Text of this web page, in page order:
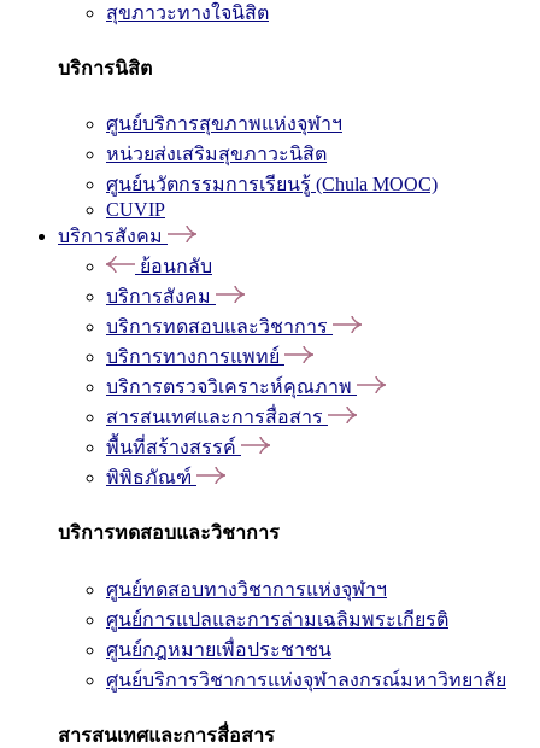
สุขภาวะทางใจนิสิต
บริการนิสิต
ศูนย์บริการสุขภาพแห่งจุฬาฯ
หน่วยส่งเสริมสุขภาวะนิสิต
ศูนย์นวัตกรรมการเรียนรู้ (Chula MOOC)
CUVIP
บริการสังคม
ย้อนกลับ
บริการสังคม
บริการทดสอบและวิชาการ
บริการทางการแพทย์
บริการตรวจวิเคราะห์คุณภาพ
สารสนเทศและการสื่อสาร
พื้นที่สร้างสรรค์
พิพิธภัณฑ์
บริการทดสอบและวิชาการ
ศูนย์ทดสอบทางวิชาการแห่งจุฬาฯ
ศูนย์การแปลและการล่ามเฉลิมพระเกียรติ
ศูนย์กฎหมายเพื่อประชาชน
ศูนย์บริการวิชาการแห่งจุฬาลงกรณ์มหาวิทยาลัย
สารสนเทศและการสื่อสาร